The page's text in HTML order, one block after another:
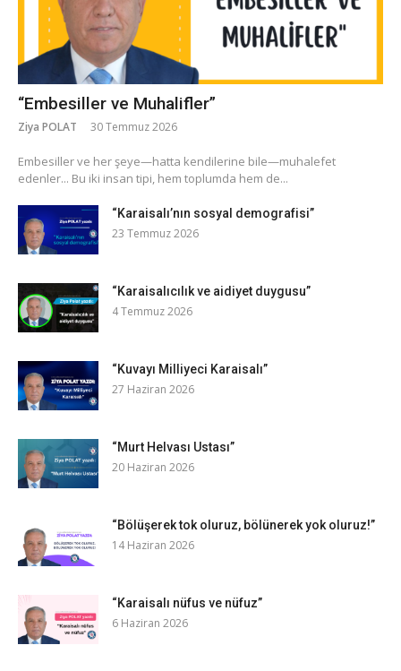
“Embesiller ve Muhalifler”
Ziya POLAT 30 Temmuz 2026
​Embesiller ve her şeye—hatta kendilerine bile—muhalefet
edenler... Bu iki insan tipi, hem toplumda hem de...
“Karaisalı’nın sosyal demografisi”
23 Temmuz 2026
“Karaisalıcılık ve aidiyet duygusu”
4 Temmuz 2026
“Kuvayı Milliyeci Karaisalı”
27 Haziran 2026
“Murt Helvası Ustası”
20 Haziran 2026
“Bölüşerek tok oluruz, bölünerek yok oluruz!”
14 Haziran 2026
“Karaisalı nüfus ve nüfuz”
6 Haziran 2026